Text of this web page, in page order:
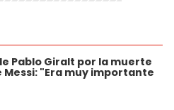
Pablo Giralt por la muerte
Messi: "Era muy importante